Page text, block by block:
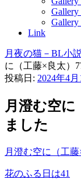
Link
月夜の猫－BL小
に（工藤×良太）
投稿日: 2024年4月
月澄む空に
ました
月澄む空に（工
花のふる日は41